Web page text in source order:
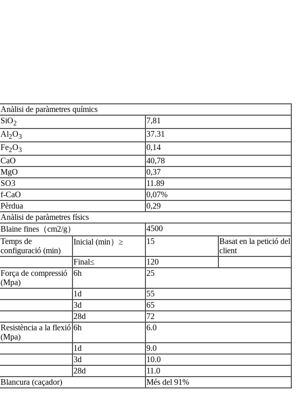
Anàlisi de paràmetres químics
SiO2
7,81
Al2O3
37.31
Fe2O3
0,14
CaO
40,78
MgO
0,37
SO3
11.89
f-CaO
0,07%
Pèrdua
0,29
Anàlisi de paràmetres físics
Blaine fines（cm2/g）
4500
Temps de
configuració (min)
Inicial (min）≥ 15
Basat en la petició del
client
Final≤
120
Força de compressió
(Mpa)
6h 25
1d
55
3d
65
28d
72
Resistència a la flexió
(Mpa)
6h 6.0
1d
9.0
3d
10.0
28d
11.0
Blancura (caçador)
Més del 91%